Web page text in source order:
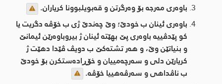
باوەری مەرجە بۆ وه‌رگرتن و قەبویلبوونا کریاران.
باوەری ئینان ب خودێ؛ وێ چەندێ ژی ب خۆڤە دگریت یا
کو پێدڤییه‌ باوەری پێ بهێتە ئینان ژ بیروباوەرێن ئیمانێ
و بنیاتێن وێ، و هه‌ر تشته‌كێ ب دویڤ ڤێدا دهێت ژ
کریارێن دلی و سه‌رچه‌مییان و خۆڕادەستكرن بۆ خودێ
ب ناڤداهی و سه‌رڤه‌هییا خۆڤه‌.